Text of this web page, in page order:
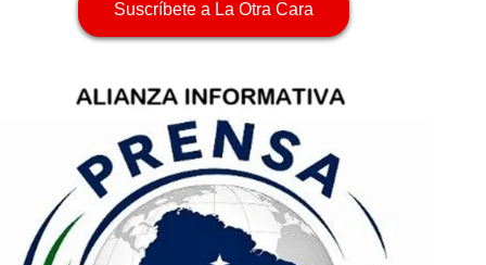
Suscríbete a La Otra Cara